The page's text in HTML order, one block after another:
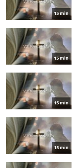
15 min
15 min
15 min
15 min